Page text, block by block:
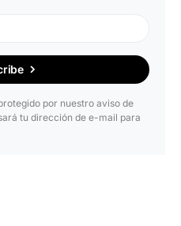
por nuestro aviso de
tu dirección de e-mail para